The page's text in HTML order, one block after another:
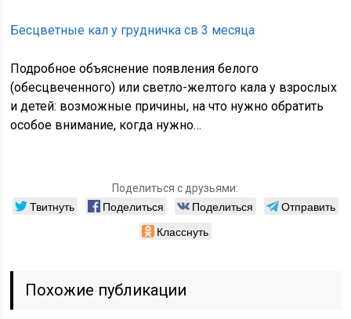
Бесцветные кал у грудничка св 3 месяца
Подробное объяснение появления белого
(обесцвеченного) или светло-желтого кала у взрослых
и детей: возможные причины, на что нужно обратить
особое внимание, когда нужно…
Поделиться с друзьями:
Твитнуть Поделиться Поделиться
Отправить
Класснуть
Похожие публикации